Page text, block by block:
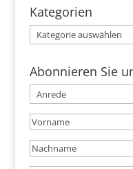
Kategorien
Kategorien
Abonnieren Sie